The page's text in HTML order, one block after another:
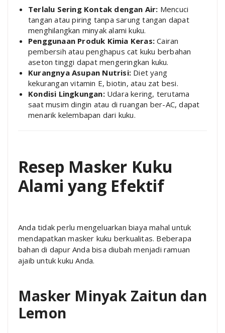
Terlalu Sering Kontak dengan Air: Mencuci
tangan atau piring tanpa sarung tangan dapat
menghilangkan minyak alami kuku.
Penggunaan Produk Kimia Keras: Cairan
pembersih atau penghapus cat kuku berbahan
aseton tinggi dapat mengeringkan kuku.
Kurangnya Asupan Nutrisi: Diet yang
kekurangan vitamin E, biotin, atau zat besi.
Kondisi Lingkungan:Udara kering, terutama
saat musim dingin atau di ruangan ber-AC, dapat
menarik kelembapan dari kuku.
Resep Masker Kuku
Alami yang Efektif
Anda tidak perlu mengeluarkan biaya mahal untuk
mendapatkan masker kuku berkualitas. Beberapa
bahan di dapur Anda bisa diubah menjadi ramuan
ajaib untuk kuku Anda.
Masker Minyak Zaitun dan
Lemon